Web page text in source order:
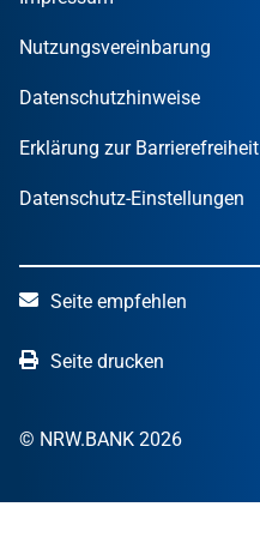
Öffentliche Kunden
NRW.Venture
Nutzungsvereinbarung
Datenschutzhinweise
Erklärung zur Barrierefreiheit
Datenschutz-Einstellungen
Seite empfehlen
Seite drucken
© NRW.BANK 2026